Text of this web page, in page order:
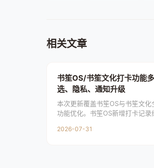
相关文章
书笙OS/书笙文化打卡功能
选、隐私、通知升级
本次更新覆盖书笙OS与书笙文
功能优化。书笙OS新增打卡记录
员页进
2026-07-31